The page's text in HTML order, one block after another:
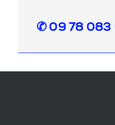
✆ 09 78 083